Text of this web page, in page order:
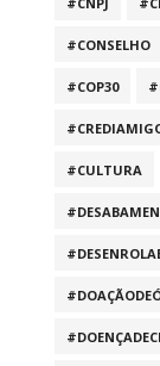
#CONSELHO
#COP30
#CULTURA